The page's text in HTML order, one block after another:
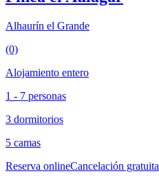
Alhaurín el Grande
(0)
Alojamiento entero
1 - 7 personas
3 dormitorios
5 camas
Reserva onlineCancelación gratuita